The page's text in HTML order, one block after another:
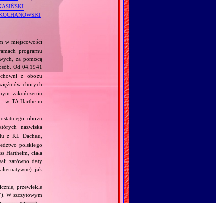
w miejscowości
programu
za pomocą
Od 04.1941
z obozu
chorych
zakończeniu
w TA Hartheim
obozu
nazwiska
z KL Dachau,
polskiego
Hartheim, ciała
zarówno daty
jak
przewlekle
W szczytowym